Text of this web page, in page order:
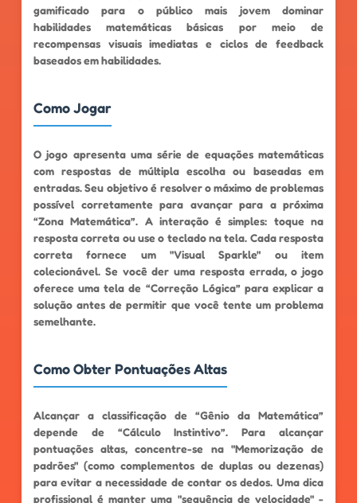
gamificado para o público mais jovem dominar
habilidades matemáticas básicas por meio de
recompensas visuais imediatas e ciclos de feedback
baseados em habilidades.
Como Jogar
O jogo apresenta uma série de equações matemáticas
com respostas de múltipla escolha ou baseadas em
entradas. Seu objetivo é resolver o máximo de problemas
possível corretamente para avançar para a próxima
“Zona Matemática”. A interação é simples: toque na
resposta correta ou use o teclado na tela. Cada resposta
correta fornece um "Visual Sparkle" ou item
colecionável. Se você der uma resposta errada, o jogo
oferece uma tela de “Correção Lógica” para explicar a
solução antes de permitir que você tente um problema
semelhante.
Como Obter Pontuações Altas
Alcançar a classificação de “Gênio da Matemática”
depende de “Cálculo Instintivo”. Para alcançar
pontuações altas, concentre-se na "Memorização de
padrões" (como complementos de duplas ou dezenas)
para evitar a necessidade de contar os dedos. Uma dica
profissional é manter uma "sequência de velocidade" -